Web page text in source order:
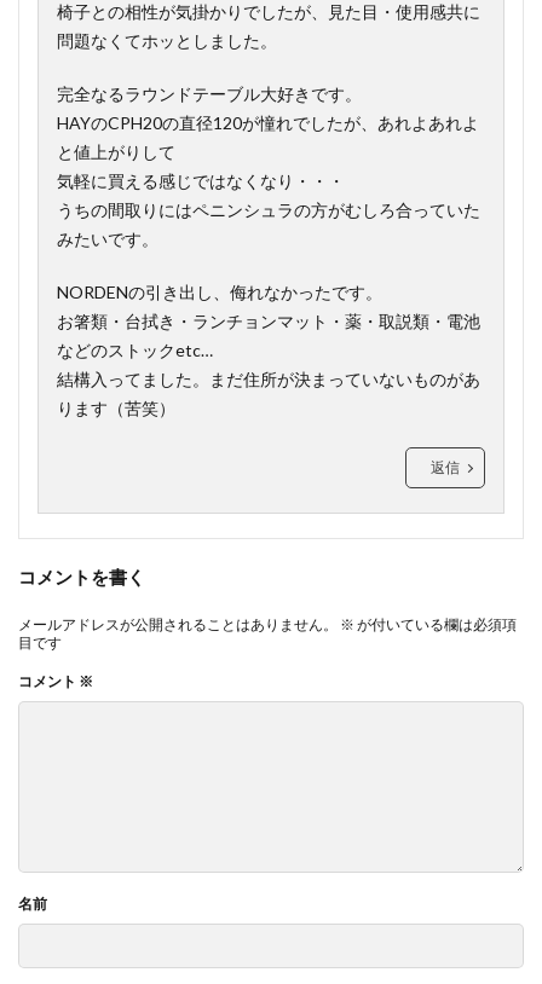
椅子との相性が気掛かりでしたが、見た目・使用感共に
問題なくてホッとしました。
完全なるラウンドテーブル大好きです。
HAYのCPH20の直径120が憧れでしたが、あれよあれよ
と値上がりして
気軽に買える感じではなくなり・・・
うちの間取りにはペニンシュラの方がむしろ合っていた
みたいです。
NORDENの引き出し、侮れなかったです。
お箸類・台拭き・ランチョンマット・薬・取説類・電池
などのストックetc…
結構入ってました。まだ住所が決まっていないものがあ
ります（苦笑）
返信
コメントを書く
メールアドレスが公開されることはありません。 ※ が付いている欄は必須項
目です
コメント ※
名前